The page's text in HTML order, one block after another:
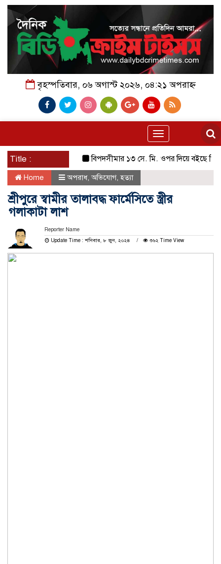
বৃহস্পতিবার, ০৬ অগাস্ট ২০২৬, ০৪:২১ অপরাহ্ন
Toggle
navigation
Title : বিপদসীমার ১৩ সে. মি. ওপর দিয়ে বইছে তিস্তার
Home অপরাধ, অভিযোগ,হত্যা
শ্রীপুরে স্বামীর তালাবদ্ধ ফার্মেসিতে স্ত্রীর
গলাকাটা লাশ
Reporter Name
Update Time : শনিবার, ৮ জুন, ২০২৪
৩৬২ Time View